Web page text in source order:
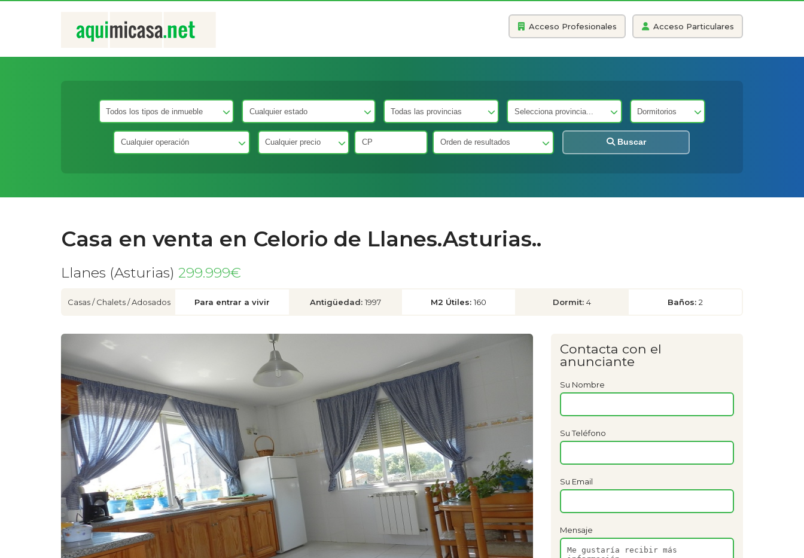
Acceso Profesionales Acceso Particulares
Buscar
Casa en venta en Celorio de Llanes.Asturias..
Llanes (Asturias) 299.999€
Casas / Chalets / Adosados Para entrar a vivir Antigüedad: 1997 M2 Útiles:160 Dormit: 4 Baños: 2
Contacta con el
anunciante
Su Nombre
Su Teléfono
Su Email
Mensaje